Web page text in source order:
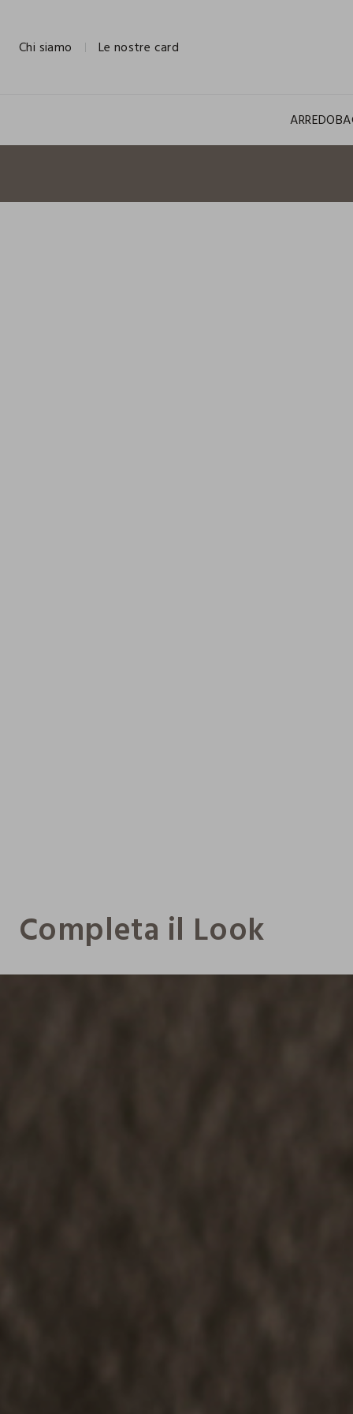
Chi siamo Le nostre card
ARREDO
Completa il Look